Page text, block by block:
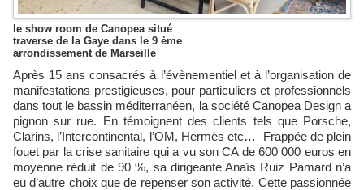
le show room de Canopea situé
traverse de la Gaye dans le 9 ème
arrondissement de Marseille
Après 15 ans consacrés à l’évènementiel et à l’organisation de
manifestations prestigieuses, pour particuliers et professionnels
dans tout le bassin méditerranéen, la société Canopea Design a
pignon sur rue. En témoignent des clients tels que Porsche,
Clarins, l’Intercontinental, l’OM, Hermès etc… Frappée de plein
fouet par la crise sanitaire qui a vu son CA de 600 000 euros en
moyenne réduit de 90 %, sa dirigeante Anaïs Ruiz Pamard n’a
eu d’autre choix que de repenser son activité. Cette passionnée